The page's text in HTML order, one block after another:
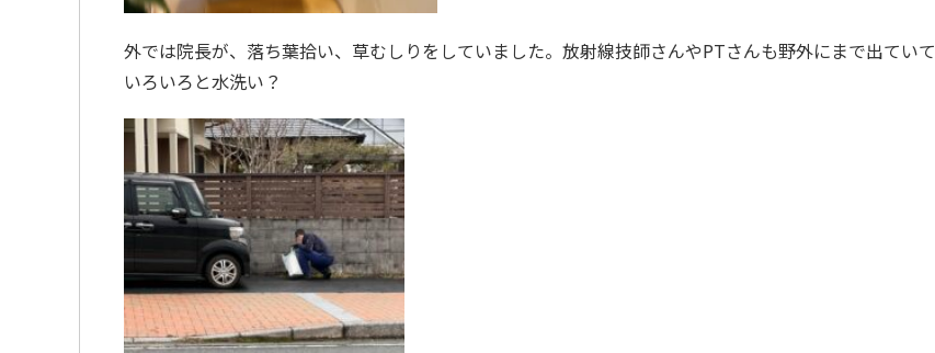
外では院長が、落ち葉拾い、草むしりをしていました。放射線技師さんやPTさんも野外にまで出ていて
いろいろと水洗い？